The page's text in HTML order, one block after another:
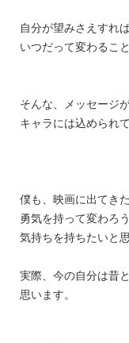
自分が望みさえすれば
いつだって変わるこ
そんな、メッセージ
キャラには込められ
僕も、映画に出てき
勇気を持って変わろ
気持ちを持ちたいと
実際、今の自分は昔
思います。